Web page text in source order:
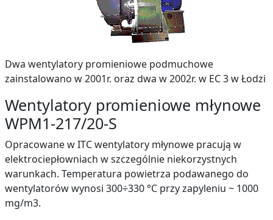
Dwa wentylatory promieniowe podmuchowe
zainstalowano w 2001r. oraz dwa w 2002r. w EC 3 w Łodzi
Wentylatory promieniowe młynowe
WPM1-217/20-S
Opracowane w ITC wentylatory młynowe pracują w
elektrociepłowniach w szczególnie niekorzystnych
warunkach. Temperatura powietrza podawanego do
wentylatorów wynosi 300÷330 °C przy zapyleniu ~ 1000
mg/m3.